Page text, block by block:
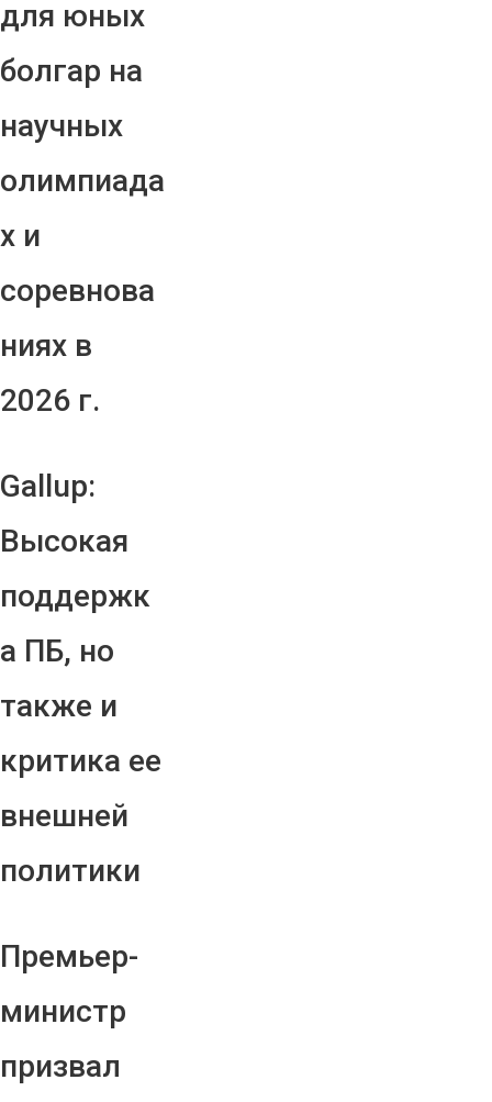
для юных
болгар на
научных
олимпиада
х и
соревнова
ниях в
2026 г.
Gallup:
Высокая
поддержк
а ПБ, но
также и
критика ее
внешней
политики
Премьер-
министр
призвал